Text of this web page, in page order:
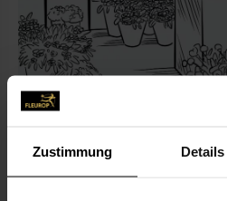
Zustimmung Details